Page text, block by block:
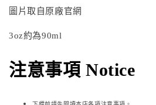
圖片取自原廠官網
3oz約為90ml
注意事項 Notice